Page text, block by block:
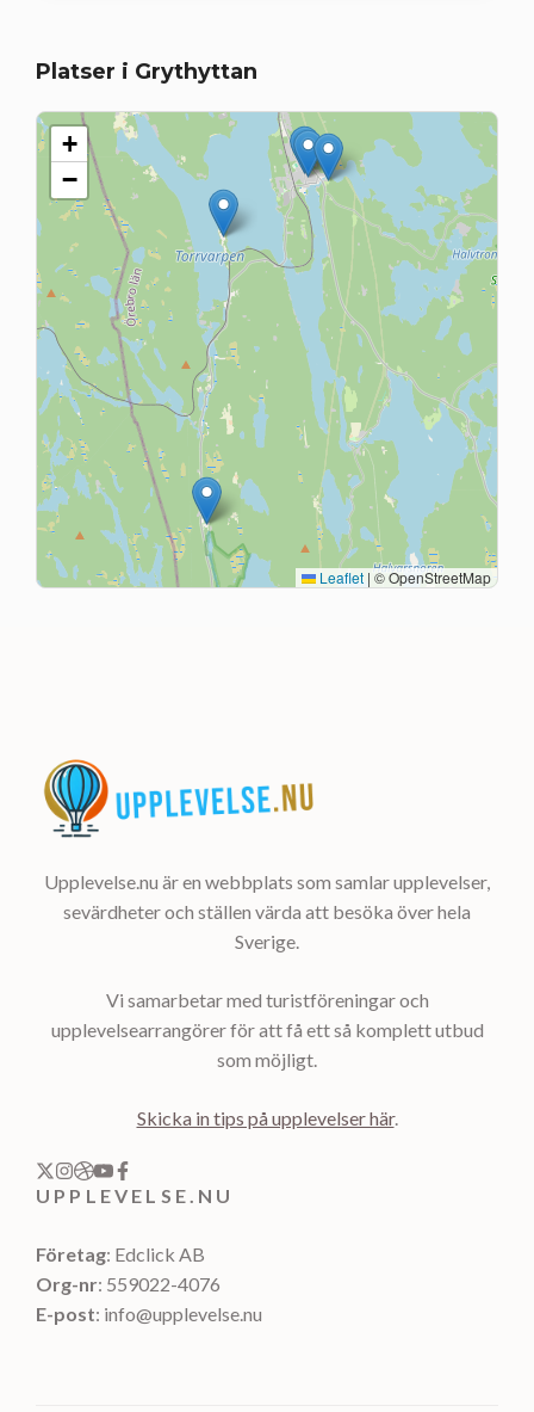
Platser i Grythyttan
+
−
Leaflet | © OpenStreetMap
Upplevelse.nu är en webbplats som samlar upplevelser,
sevärdheter och ställen värda att besöka över hela
Sverige.
Vi samarbetar med turistföreningar och
upplevelsearrangörer för att få ett så komplett utbud
som möjligt.
Skicka in tips på upplevelser här.
UPPLEVELSE.NU
Företag: Edclick AB
Org-nr: 559022-4076
E-post: info@upplevelse.nu